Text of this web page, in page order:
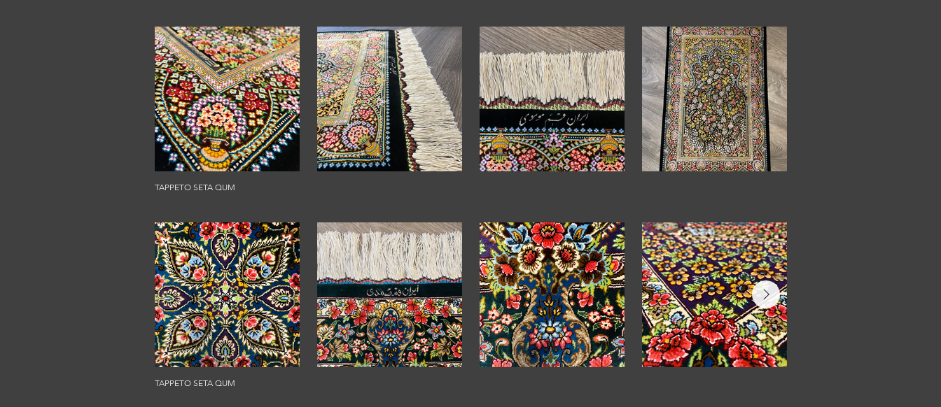
TAPPETO SETA QUM
TAPPETO SETA QUM